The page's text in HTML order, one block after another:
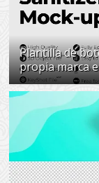
Plantilla de
propia marca